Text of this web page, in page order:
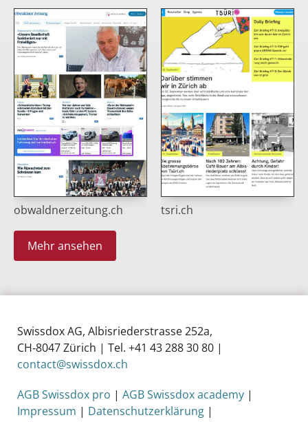
obwaldnerzeitung.ch tsri.ch
Mehr ansehen
Swissdox AG, Albisriederstrasse 252a,
CH‑8047 Zürich | Tel. +41 43 288 30 80 |
contact@swissdox.ch
AGB Swissdox pro | AGB Swissdox academy |
Impressum | Datenschutzerklärung |